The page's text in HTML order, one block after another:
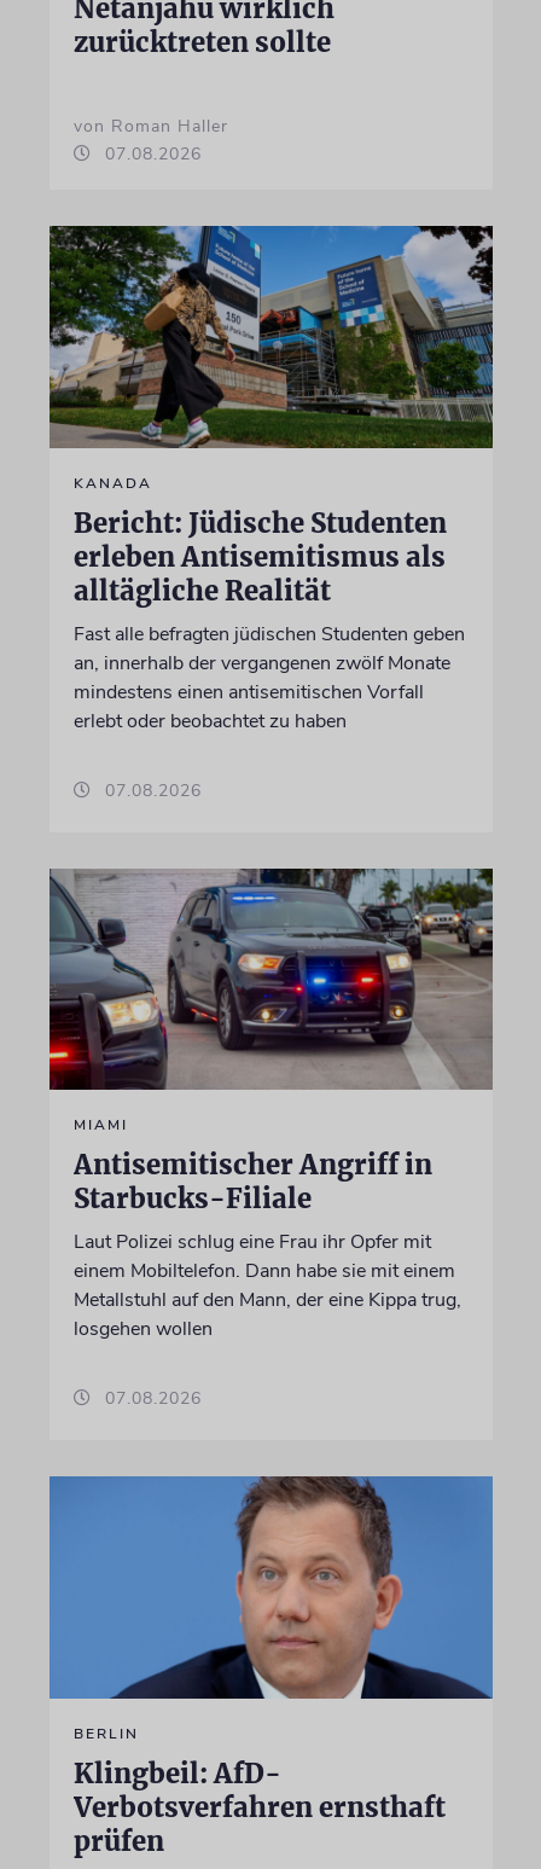
Netanjahu wirklich
zurücktreten sollte
von Roman Haller
07.08.2026
KANADA
Bericht: Jüdische Studenten
erleben Antisemitismus als
alltägliche Realität
Fast alle befragten jüdischen Studenten geben
an, innerhalb der vergangenen zwölf Monate
mindestens einen antisemitischen Vorfall
erlebt oder beobachtet zu haben
07.08.2026
MIAMI
Antisemitischer Angriff in
Starbucks-Filiale
Laut Polizei schlug eine Frau ihr Opfer mit
einem Mobiltelefon. Dann habe sie mit einem
Metallstuhl auf den Mann, der eine Kippa trug,
losgehen wollen
07.08.2026
BERLIN
Klingbeil: AfD-
Verbotsverfahren ernsthaft
prüfen